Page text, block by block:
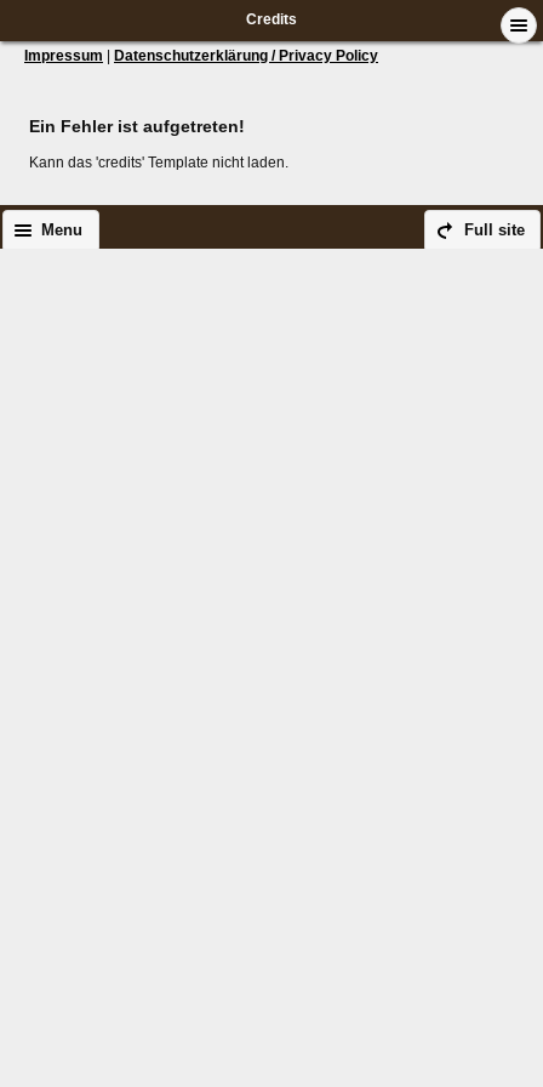
Credits
Impressum Datenschutzerklärung / Privacy Policy
Ein Fehler ist aufgetreten!
Kann das 'credits' Template nicht laden.
Full site
Menu